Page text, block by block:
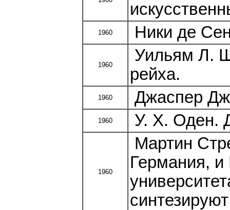
1960 Ники де
1960
Уильям Л.
рейха.
1960 Джаспер
1960 У. Х. Оден.
1960
Мартин
Германия, и